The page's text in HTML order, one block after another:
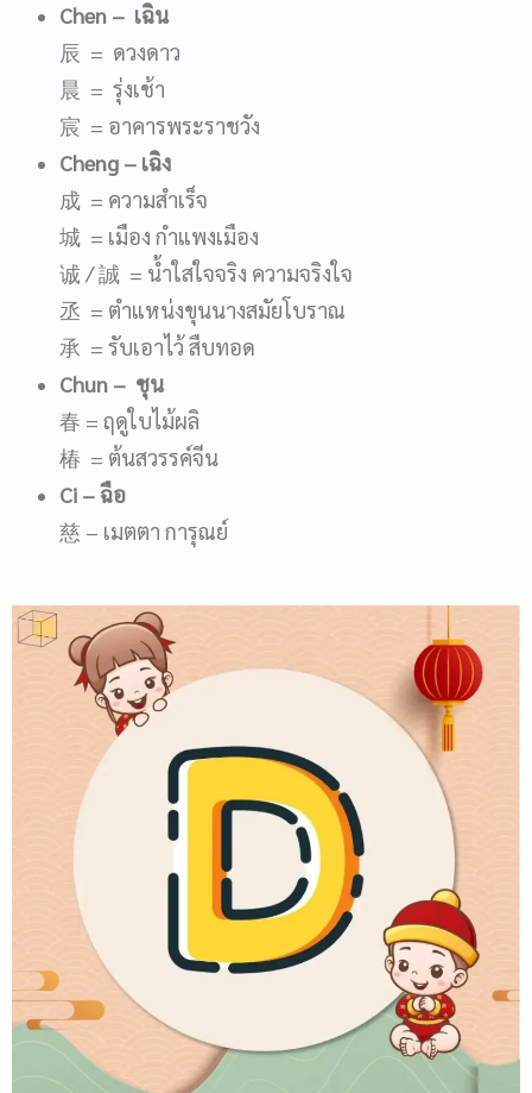
Chen – เฉิน
辰 = ดวงดาว
晨 = รุ่งเช้า
宸 = อาคารพระราชวัง
Cheng – เฉิง
成 = ความสำเร็จ
城 = เมือง กำแพงเมือง
诚 / 誠 = น้ำใสใจจริง ความจริงใจ
丞 = ตำแหน่งขุนนางสมัยโบราณ
承 = รับเอาไว้ สืบทอด
Chun – ชุน
春 = ฤดูใบไม้ผลิ
椿 = ต้นสวรรค์จีน
Ci – ฉือ
慈 – เมตตา การุณย์